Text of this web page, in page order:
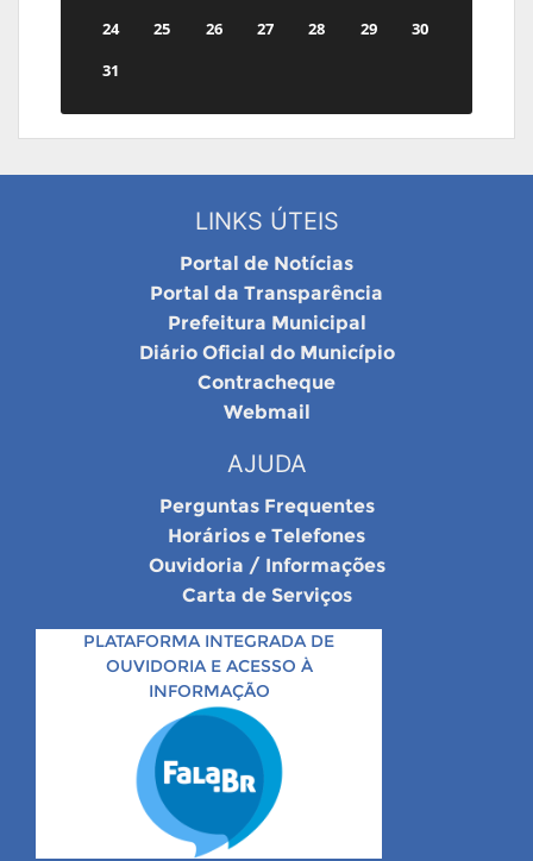
24
25 26 27 28 29
30
31
LINKS ÚTEIS
Portal de Notícias
Portal da Transparência
Prefeitura Municipal
Diário Oficial do Município
Contracheque
Webmail
AJUDA
Perguntas Frequentes
Horários e Telefones
Ouvidoria / Informações
Carta de Serviços
PLATAFORMA INTEGRADA DE
OUVIDORIA E ACESSO À
INFORMAÇÃO